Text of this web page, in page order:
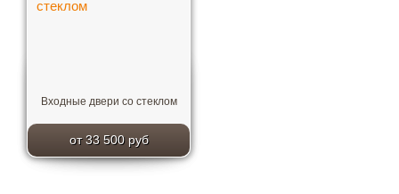
Входные двери со стеклом
от 33 500 руб